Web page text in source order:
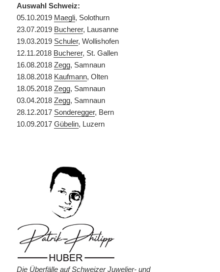
Auswahl Schweiz:
05.10.2019 Maegli, Solothurn
23.07.2019 Bucherer, Lausanne
19.03.2019 Schuler, Wollishofen
12.11.2018 Bucherer, St. Gallen
16.08.2018Zegg, Samnaun
18.08.2018 Kaufmann, Olten
18.05.2018Zegg, Samnaun
03.04.2018Zegg, Samnaun
28.12.2017 Sonderegger, Bern
10.09.2017Gübelin, Luzern
Die Überfälle auf Schweizer Juwelier- und